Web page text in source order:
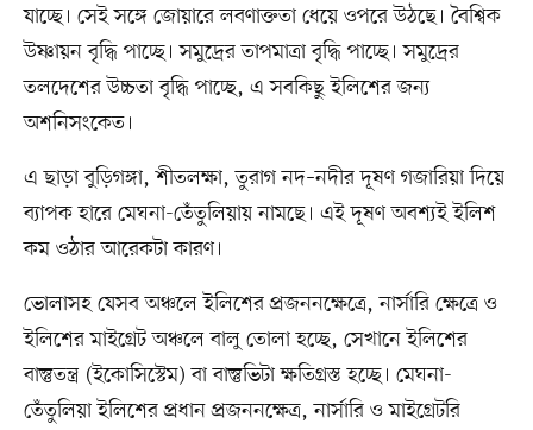
যাচ্ছে। সেই সঙ্গে জোয়ারে লবণাক্ততা ধেয়ে ওপরে উঠছে। বৈশ্বিক
উষ্ণায়ন বৃদ্ধি পাচ্ছে। সমুদ্রের তাপমাত্রা বৃদ্ধি পাচ্ছে। সমুদ্রের
তলদেশের উচ্চতা বৃদ্ধি পাচ্ছে, এ সবকিছু ইলিশের জন্য
অশনিসংকেত।
এ ছাড়া বুড়িগঙ্গা, শীতলক্ষা, তুরাগ নদ–নদীর দূষণ গজারিয়া দিয়ে
ব্যাপক হারে মেঘনা-তেঁতুলিয়ায় নামছে। এই দূষণ অবশ্যই ইলিশ
কম ওঠার আরেকটা কারণ।
ভোলাসহ যেসব অঞ্চলে ইলিশের প্রজননক্ষেত্রে, নার্সারি ক্ষেত্রে ও
ইলিশের মাইগ্রেট অঞ্চলে বালু তোলা হচ্ছে, সেখানে ইলিশের
বাস্তুতন্ত্র (ইকোসিস্টেম) বা বাস্তুভিটা ক্ষতিগ্রস্ত হচ্ছে। মেঘনা-
তেঁতুলিয়া ইলিশের প্রধান প্রজননক্ষেত্র, নার্সারি ও মাইগ্রেটরি